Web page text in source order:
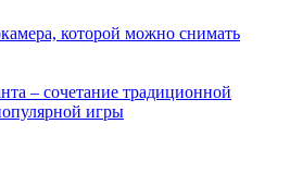
которой можно снимать
– сочетание традиционной
игры